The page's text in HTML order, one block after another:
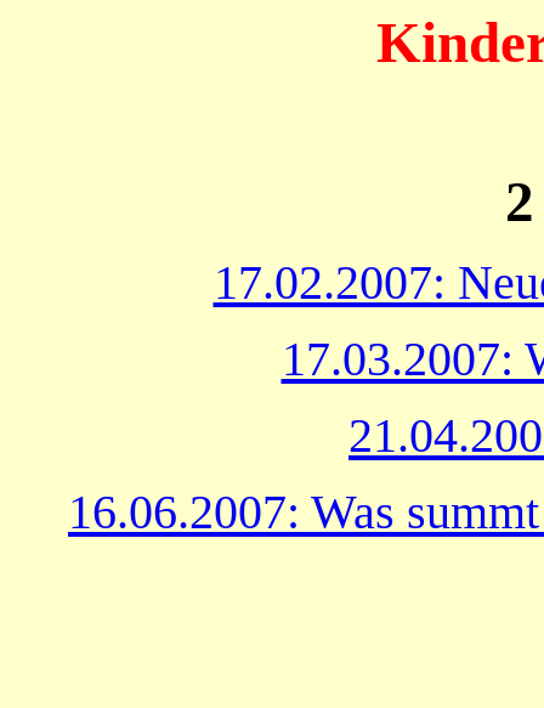
17.02.2007:
17.03.2007:
16.06.2007: Was